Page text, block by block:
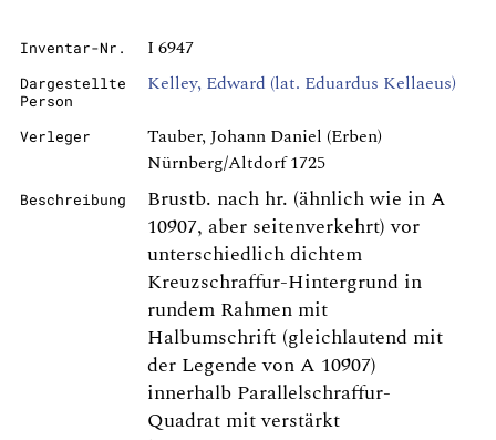
Inventar-Nr. I 6947
Dargestellte
Person
Kelley, Edward (lat. Eduardus Kellaeus)
Verleger
Tauber, Johann Daniel (Erben)
Nürnberg/Altdorf 1725
Beschreibung
Brustb. nach hr. (ähnlich wie in A
10907, aber seitenverkehrt) vor
unterschiedlich dichtem
Kreuzschraffur-Hintergrund in
rundem Rahmen mit
Halbumschrift (gleichlautend mit
der Legende von A 10907)
innerhalb Parallelschraffur-
Quadrat mit verstärkt